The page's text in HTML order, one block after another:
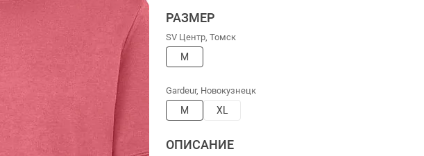
РАЗМЕР
SV Центр, Томск
M
Gardeur, Новокузнецк
M XL
ОПИСАНИЕ